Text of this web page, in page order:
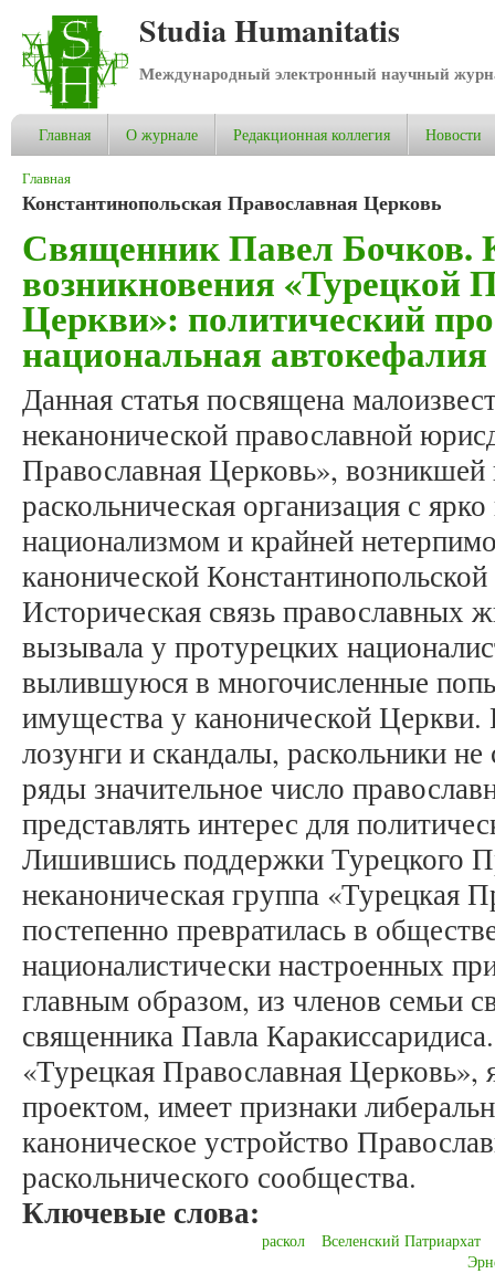
Studia Humanitatis
Международный электронный научный
Главная О журнале Редакционная коллегия Новости
Вы здесь
Главная
Константинопольская Православная Церковь
Священник Павел Бочков.
возникновения «Турецкой
Церкви»: политический
национальная автокефалия
Данная статья посвящена
неканонической православной
Православная Церковь», возникшей
раскольническая организация с
национализмом и крайней
канонической
Историческая связь православных
вызывала у протурецких
вылившуюся в многочисленные
имущества у канонической Церкви.
лозунги и скандалы, раскольники
ряды значительное число
представлять интерес для
Лишившись поддержки Турецкого
неканоническая группа «Турецкая
постепенно превратилась в
националистически настроенных
главным образом, из членов семьи
священника Павла
«Турецкая Православная Церковь»,
проектом, имеет признаки
каноническое устройство
раскольнического сообщества.
Ключевые слова:
раскол
Вселенский Патриархат